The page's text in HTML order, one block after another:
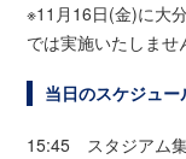
※11月16日(金)に大
では実施いたしませ
当日のスケジュー
15:45 スタジアム